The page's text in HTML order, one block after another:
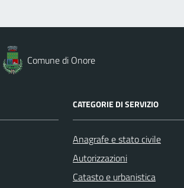
Comune di Onore
CATEGORIE DI SERVIZIO
Anagrafe e stato civile
Autorizzazioni
Catasto e urbanistica